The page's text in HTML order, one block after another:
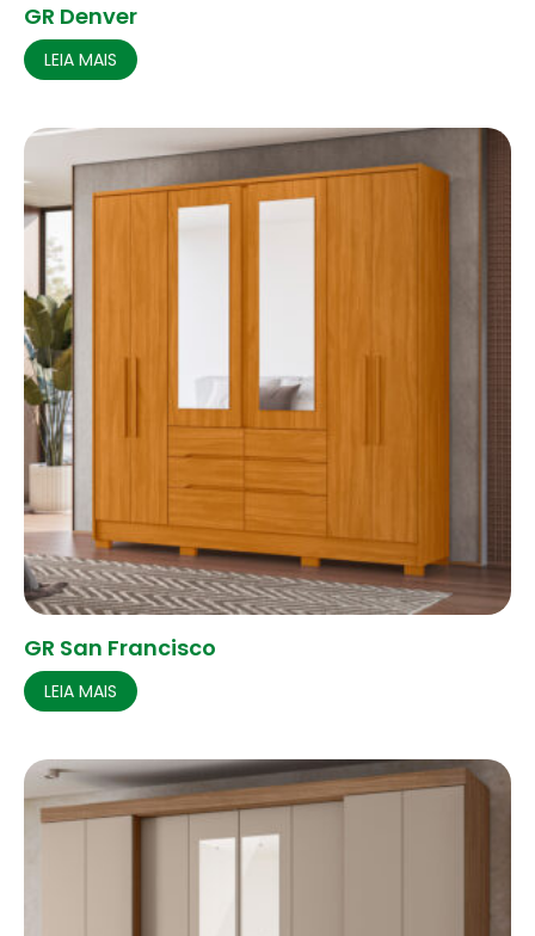
GR Denver
LEIA MAIS
GR San Francisco
LEIA MAIS